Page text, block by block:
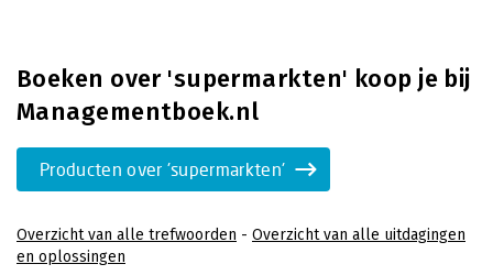
Boeken over 'supermarkten' koop je bij
Managementboek.nl
Producten over 'supermarkten'
Overzicht van alle trefwoorden - Overzicht van alle uitdagingen
en oplossingen